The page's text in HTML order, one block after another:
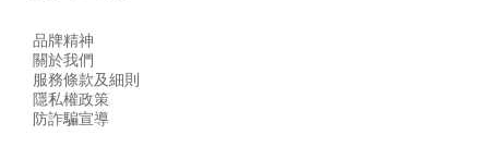
品牌精神
關於我們
服務條款及細則
隱私權政策
防詐騙宣導